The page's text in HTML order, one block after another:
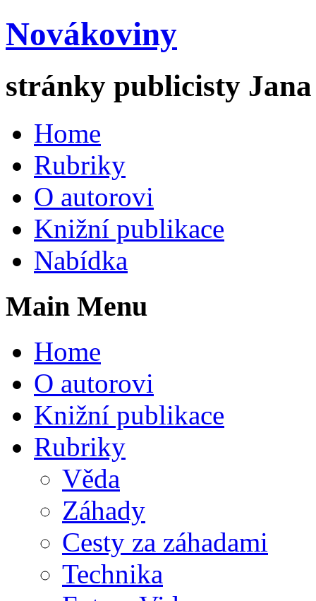
Novákoviny
stránky publicisty
Home
Rubriky
O autorovi
Knižní publikace
Nabídka
Main Menu
Home
O autorovi
Knižní publikace
Rubriky
Věda
Záhady
Cesty za záhadami
Technika